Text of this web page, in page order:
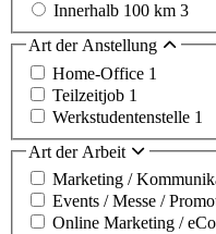
Innerhalb 100 km 3
Art der Anstellung
Home-Office 1
Teilzeitjob 1
Werkstudentenstelle 1
Art der Arbeit
Marketing /
Events / Messe /
Online Marketing /